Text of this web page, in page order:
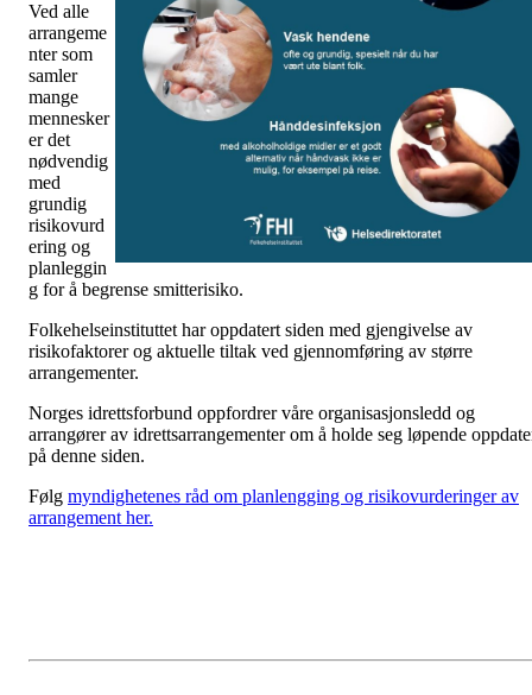
Ved alle
arrangeme
nter som
samler
mange
mennesker
er det
nødvendig
med
grundig
risikovurd
ering og
planleggin
g for å begrense smitterisiko.
Folkehelseinstituttet har oppdatert siden med gjengivelse av
risikofaktorer og aktuelle tiltak ved gjennomføring av større
arrangementer.
Norges idrettsforbund oppfordrer våre organisasjonsledd og
arrangører av idrettsarrangementer om å holde seg løpende
på denne siden.
Følg myndighetenes råd om planlengging og risikovurderinger av
arrangement her.